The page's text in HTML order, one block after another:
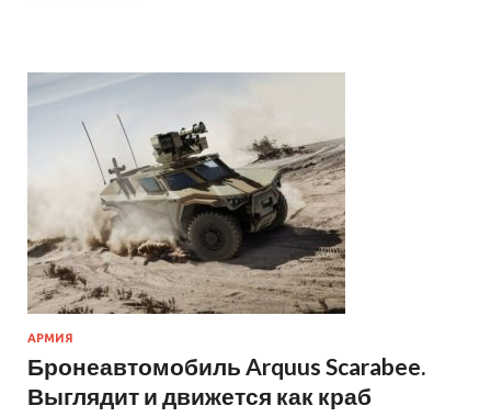
АРМИЯ
Бронеавтомобиль Arquus Scarabee.
Выглядит и движется как краб